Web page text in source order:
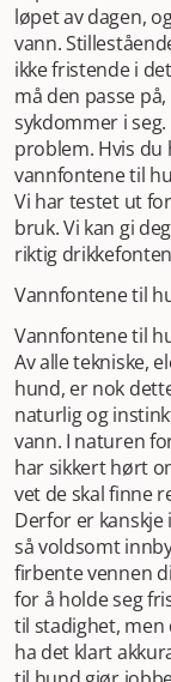
din trenger en
frisk og rask. Du
men det er
akkurat når
gjør jobben
sirkulere og
eventuelle
drikkefontener
pene
laget først og
selv velge hva
ser fin ut og
drikkefontene
tankene? Begge
viktigste er tross
at den er enkel å
på vedlikehold.
du på nett hos
skifte filter på, og
vannfontene til
til hund er
rimelig
mye for pengene.
hundDette må
på situasjonen.
vite hva som er
løpet av dagen,
vann.
ikke fristende i
må den passe
sykdommer i
problem. Hvis du
vannfontene til
Vi har testet ut
bruk. Vi kan gi
riktig
Vannfontene til
Vannfontene til
Av alle tekniske,
hund, er nok
naturlig og
vann. I naturen
har sikkert hørt
vet de skal finne
Derfor er kanskje
så voldsomt
firbente vennen
for å holde seg
til stadighet, men
ha det klart